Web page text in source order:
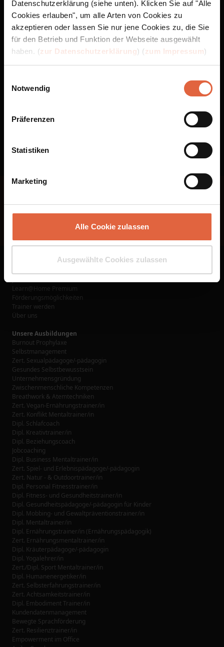
Datenschutzerklärung (siehe unten). Klicken Sie auf "Alle
Cookies erlauben", um alle Arten von Cookies zu
akzeptieren oder lassen Sie nur jene Cookies zu, die Sie
für den Betrieb und Funktion der Webseite ausgewählt
haben. (zur Datenschutzerklärung) (zum Impressum)
Notwendig
Präferenzen
Statistiken
Marketing
Alle Cookie zulassen
Ausgewählte Cookies zulassen
App Store ist eine Marke von Apple Inc., eingetragen in den USA und anderen Ländern
und Regionen. Google Play und das Google Play-Logo sind Marken von Google LLC.
Learn@Home Premium
Förderungsmöglichkeiten
Trainer werden
Über uns
Unsere Ausbildungen
Burnout Prophylaxe
Selbstmanagement
Zert. Sexualpädagoge/-pädagogin
Gesundes Selbstbewusstsein
Unternehmensgründung
Zwischenmenschliche Kompetenzen
Breathwork & Atemtechniken
Zert. Vegan-Ernährungstrainer/in
Zert. Konflikt Mentaltrainer/in
Dipl. Schlafcoach
Dipl. Kreativtrainer/in
Dipl. Beziehungscoach
Jobcoaching
Dipl. Business Mentaltrainer/in
Zert. Spiel- und Erlebnispädagoge/-pädagogin
Zert. Natur - & Outdoortrainer/in
Dipl. Personal Fitnesstrainer/in
Dipl. Fitness- und Gesundheitstrainer/in
Dipl. Gesundheitspädagoge/-pädagogin für Kinder
Dipl. Mobbing- und Gewaltpräventionstrainer/in
Dipl. Mentaltrainer/in
Dipl. Ernährungstrainer/in (Ernährungspädagogik)
Zert. Ernährungsmentaltrainer/in
Dipl. Kräuterpädagoge/-pädagogin
Dipl. Yogalehrer/in
Zert./Dipl. Sport Mentaltrainer/in
Dipl. Humanenergetiker/in
Zert. Selbsterfahrungstrainer/in
Zert. Achtsamkeitstrainer/in
Dipl. Embodiment Trainer/in
Kundendatenmanagement
Bewegte Sprachförderung
Zert. Resilienztrainer/in
Empowerment im Office